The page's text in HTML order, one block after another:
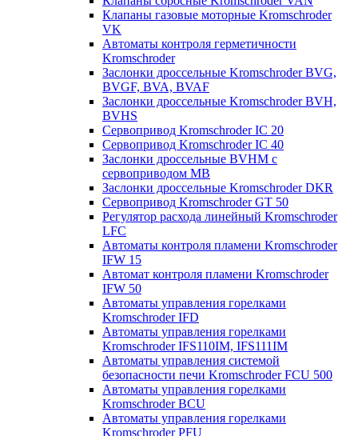
Клапаны газовые моторные Kromschroder
VK
Автоматы контроля герметичности
Kromschroder
Заслонки дроссельные Kromschroder BVG,
BVGF, BVA, BVAF
Заслонки дроссельные Kromschroder BVH,
BVHS
Сервопривод Kromschroder IC 20
Сервопривод Kromschroder IC 40
Заслонки дроссельные BVHM с
сервоприводом МВ
Заслонки дроссельные Kromschroder DKR
Cервопривод Kromschroder GT 50
Регулятор расхода линейный Kromschroder
LFC
Автоматы контроля пламени Kromschroder
IFW 15
Автомат контроля пламени Kromschroder
IFW 50
Автоматы управления горелками
Kromschroder IFD
Автоматы управления горелками
Kromschroder IFS110IM, IFS111IM
Автоматы управления системой
безопасности печи Kromschroder FCU 500
Автоматы управления горелками
Kromschroder BCU
Автоматы управления горелками
Kromschroder PFU